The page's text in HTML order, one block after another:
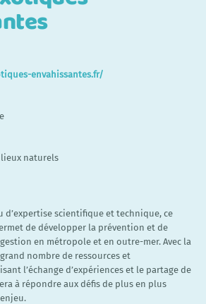
envahissantes.fr/
naturels
d’expertise scientifique et technique, ce
de développer la prévention et de
en métropole et en outre-mer. Avec la
nombre de ressources et
l’échange d’expériences et le partage de
à répondre aux défis de plus en plus